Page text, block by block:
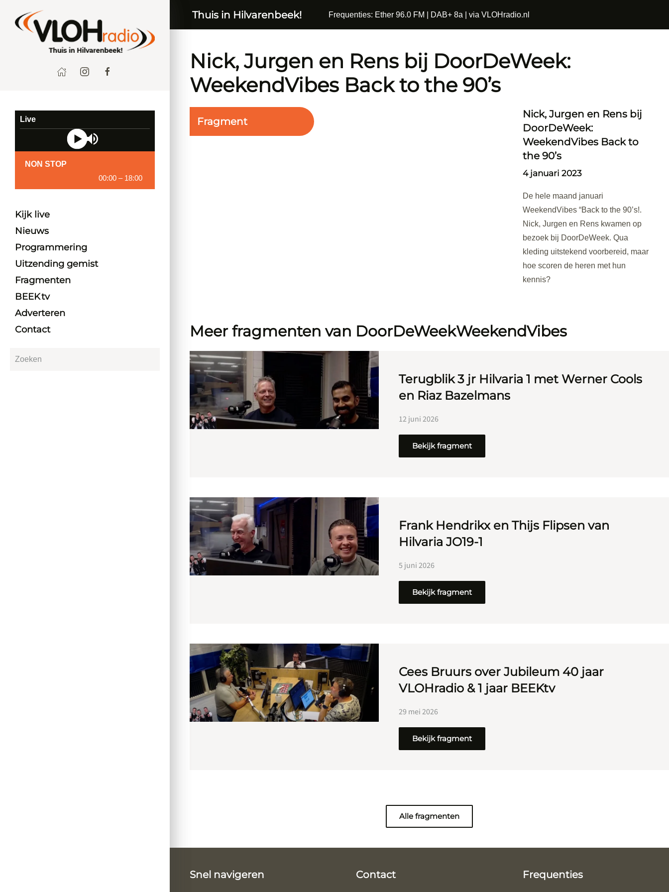
Live
NON STOP
00:00– 18:00
Kijk live
Nieuws
Programmering
Uitzending gemist
Fragmenten
BEEK tv
Adverteren
Contact
Thuis in Hilvarenbeek! Frequenties: Ether 96.0 FM | DAB+ 8a | via VLOHradio.nl
Nick, Jurgen en Rens bij DoorDeWeek:
WeekendVibes Back to the 90’s
Fragment
Nick, Jurgen en Rens bij
DoorDeWeek:
WeekendVibes Back to
the 90’s
4 januari 2023
De hele maand januari
WeekendVibes “Back to the 90’s!.
Nick, Jurgen en Rens kwamen op
bezoek bij DoorDeWeek. Qua
kleding uitstekend voorbereid, maar
hoe scoren de heren met hun
kennis?
Meer fragmenten van DoorDeWeekWeekendVibes
Terugblik 3 jr Hilvaria 1 met Werner Cools
en Riaz Bazelmans
12 juni 2026
Bekijk fragment
Frank Hendrikx en Thijs Flipsen van
Hilvaria JO19-1
5 juni 2026
Bekijk fragment
Cees Bruurs over Jubileum 40 jaar
VLOHradio & 1 jaar BEEKtv
29 mei 2026
Bekijk fragment
Alle fragmenten
Snel navigeren Contact Frequenties